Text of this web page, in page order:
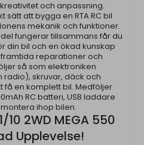
och anpassning.
att bygga en RTA RC bil
mekanik och funktioner.
fungerar tillsammans får du
din bil och en ökad kunskap
reparationer och
så som elektroniken
skruvar, däck och
få en komplett bil. Medföljer
RC batteri, USB laddare
ihop bilen.
10 2WD MEGA 550
Upplevelse!